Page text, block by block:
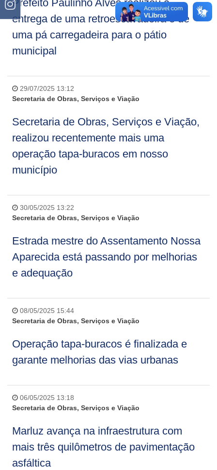
Prefeito Paulinho Alves realizou a
entrega de uma retroescavadeira e de
uma pá carregadeira para o pátio
municipal
29/07/2025 13:12
Secretaria de Obras, Serviços e Viação
Secretaria de Obras, Serviços e Viação,
realizou recentemente mais uma
operação tapa-buracos em nosso
município
30/05/2025 13:22
Secretaria de Obras, Serviços e Viação
Estrada mestre do Assentamento Nossa
Aparecida está passando por melhorias
e adequação
08/05/2025 15:44
Secretaria de Obras, Serviços e Viação
Operação tapa-buracos é finalizada e
garante melhorias das vias urbanas
06/05/2025 13:18
Secretaria de Obras, Serviços e Viação
Marluz avança na infraestrutura com
mais três quilômetros de pavimentação
asfáltica